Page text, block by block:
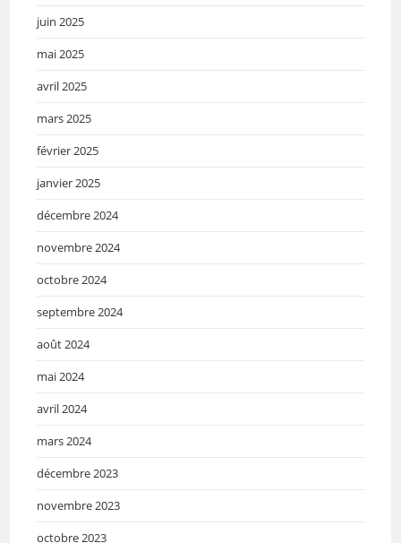
juin 2025
mai 2025
avril 2025
mars 2025
février 2025
janvier 2025
décembre 2024
novembre 2024
octobre 2024
septembre 2024
août 2024
mai 2024
avril 2024
mars 2024
décembre 2023
novembre 2023
octobre 2023